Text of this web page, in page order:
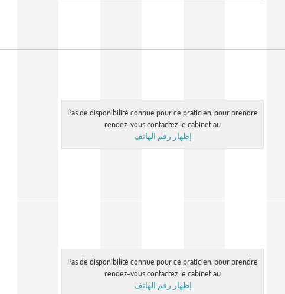
Pas de disponibilité connue pour ce praticien, pour prendre
rendez-vous contactez le cabinet au
إظهار رقم الهاتف
Pas de disponibilité connue pour ce praticien, pour prendre
rendez-vous contactez le cabinet au
إظهار رقم الهاتف